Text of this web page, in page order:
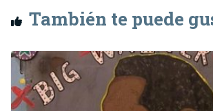
También te puede